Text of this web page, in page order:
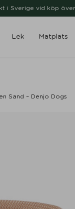
i Sverige vid köp
Lek Matplats
Sand – Denjo Dogs